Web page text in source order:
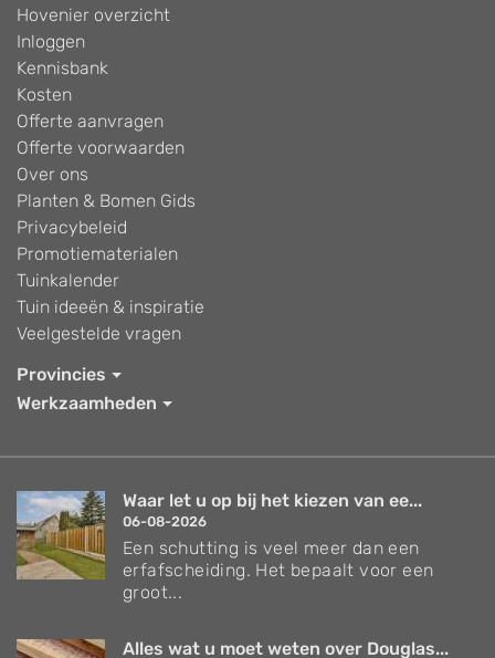
Hovenier overzicht
Inloggen
Kennisbank
Kosten
Offerte aanvragen
Offerte voorwaarden
Over ons
Planten & Bomen Gids
Privacybeleid
Promotiematerialen
Tuinkalender
Tuin ideeën & inspiratie
Veelgestelde vragen
Provincies
Werkzaamheden
Waar let u op bij het kiezen van ee...
06-08-2026
Een schutting is veel meer dan een
erfafscheiding. Het bepaalt voor een
groot...
Alles wat u moet weten over Douglas...